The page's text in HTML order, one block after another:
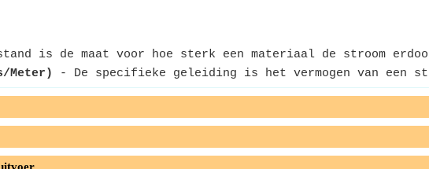
is de maat voor hoe sterk een materiaal de stroom
Meter) - De specifieke geleiding is het vermogen van een